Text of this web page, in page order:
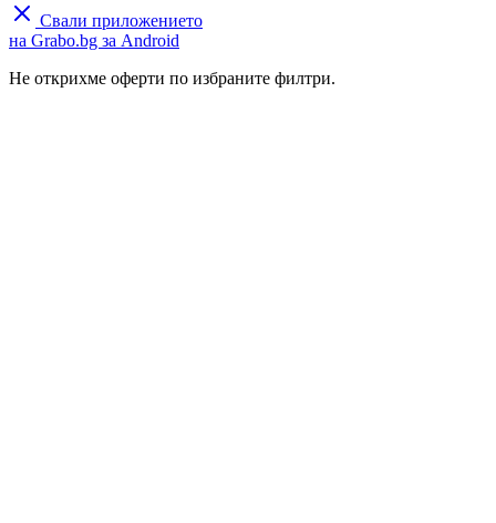
Свали приложението
на Grabo.bg за Android
Не открихме оферти по избраните филтри.